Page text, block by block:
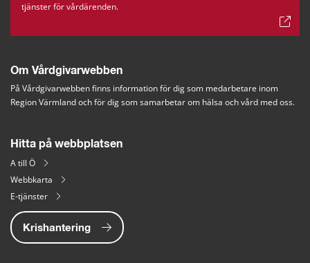
tjänster för vårdärenden.
Om Vårdgivarwebben
På Vårdgivarwebben finns information för dig som medarbetare inom
Region Värmland och för dig som samarbetar om hälsa och vård med oss.
Hitta på webbplatsen
A till Ö
Webbkarta
E-tjänster
Krishantering